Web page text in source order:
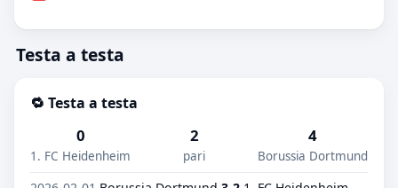
Testa a testa
🔁 Testa a testa
0
1. FC Heidenheim
2
pari
4
Borussia Dortmund